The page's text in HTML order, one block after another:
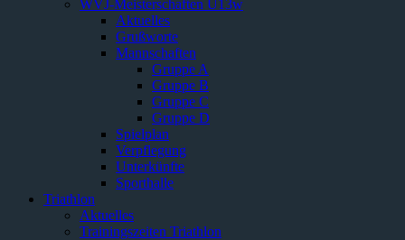
WVJ-Meisterschaften U13w
Aktuelles
Grußworte
Mannschaften
Gruppe A
Gruppe B
Gruppe C
Gruppe D
Spielplan
Verpflegung
Unterkünfte
Sporthalle
Triathlon
Aktuelles
Trainingszeiten Triathlon